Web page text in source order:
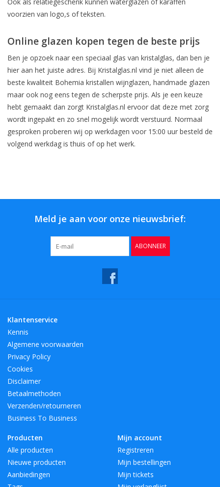
voorzien van logo,s of teksten.
Online glazen kopen tegen de beste prijs
Ben je opzoek naar een speciaal glas van kristalglas, dan ben je
hier aan het juiste adres. Bij Kristalglas.nl vind je niet alleen de
beste kwaliteit Bohemia kristallen wijnglazen, handmade glazen
maar ook nog eens tegen de scherpste prijs. Als je een keuze
hebt gemaakt dan zorgt Kristalglas.nl ervoor dat deze met zorg
wordt ingepakt en zo snel mogelijk wordt verstuurd. Normaal
gesproken proberen wij op werkdagen voor 15:00 uur besteld de
volgend werkdag is thuis of op het werk.
Meld je aan voor onze nieuwsbrief:
ABONNEER
Klantenservice
Kennis
Algemene voorwaarden
Privacy Policy
Cookies
Disclaimer
Betaalmethoden
Verzenden/retourneren
Business To Business
Producten
Alle producten
Nieuwe producten
Aanbiedingen
Mijn account
Registreren
Mijn bestellingen
Mijn tickets